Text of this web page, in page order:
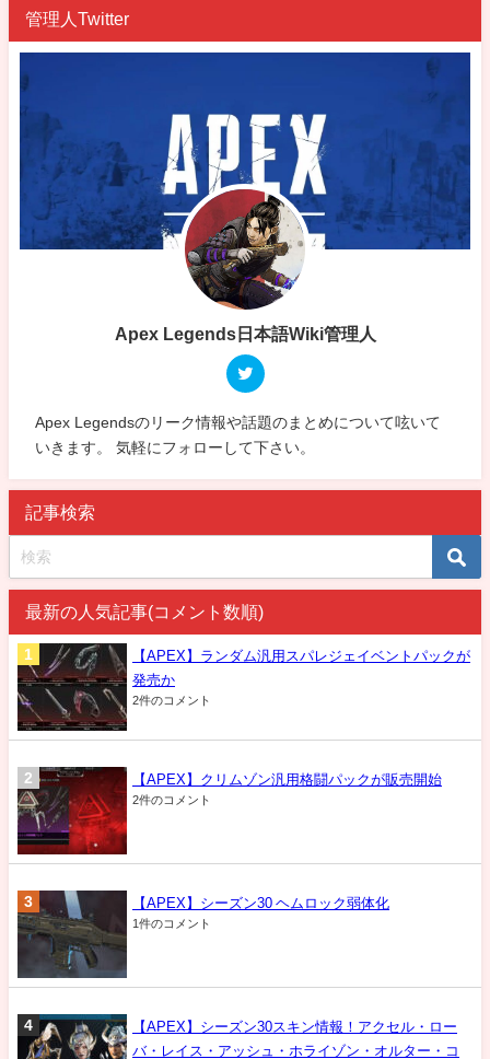
管理人Twitter
Apex Legends日本語Wiki管理人
Apex Legendsのリーク情報や話題のまとめについて呟いて
いきます。 気軽にフォローして下さい。
記事検索
最新の人気記事(コメント数順)
【APEX】ランダム汎用スパレジェイベントパックが
発売か
2件のコメント
【APEX】クリムゾン汎用格闘パックが販売開始
2件のコメント
【APEX】シーズン30 ヘムロック弱体化
1件のコメント
【APEX】シーズン30スキン情報！アクセル・ロー
バ・レイス・アッシュ・ホライゾン・オルター・コ